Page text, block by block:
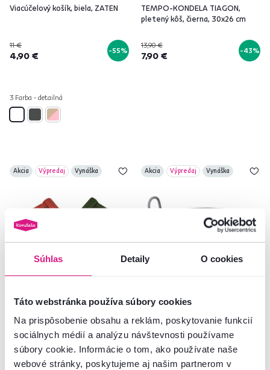
Súhlas Detaily O cookies
Táto webstránka používa súbory cookies
Na prispôsobenie obsahu a reklám, poskytovanie funkcií
sociálnych médií a analýzu návštevnosti používame
súbory cookie. Informácie o tom, ako používate naše
webové stránky, poskytujeme aj našim partnerom v
Viacúčelový košík, biela, ZATEN
11 €
4,90 € -55%
3 Farba - detailná
TEMPO-KONDELA TIAGON,
pletený kôš, čierna, 30x26 cm
13,90 €
7,90 € -43%
Akcia Výpredaj Vynáška
5,0 2
TEMPO-KONDELA IBERIS, úložné
boxy, set 4 ks,
oranžová/olivová/zelená/hnedá
39 €
26,90 €
Akcia Výpredaj Vynáška
5,0 3
TEMPO-KONDELA KORALO,
pletený kôš, sivá, 39x17 cm
13,90 €
6,90 €